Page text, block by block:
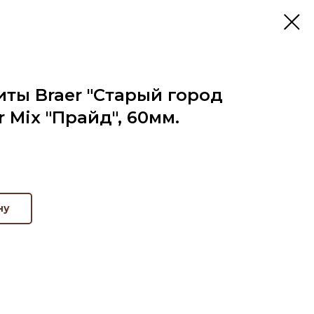
Braer "Старый город
Mix "Прайд", 60мм.